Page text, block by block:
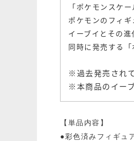
「ポケモンスケ
ポケモンのフィ
イーブイとその
同時に発売する
※過去発売され
※本商品のイー
【単品内容】
●彩色済みフィギュ